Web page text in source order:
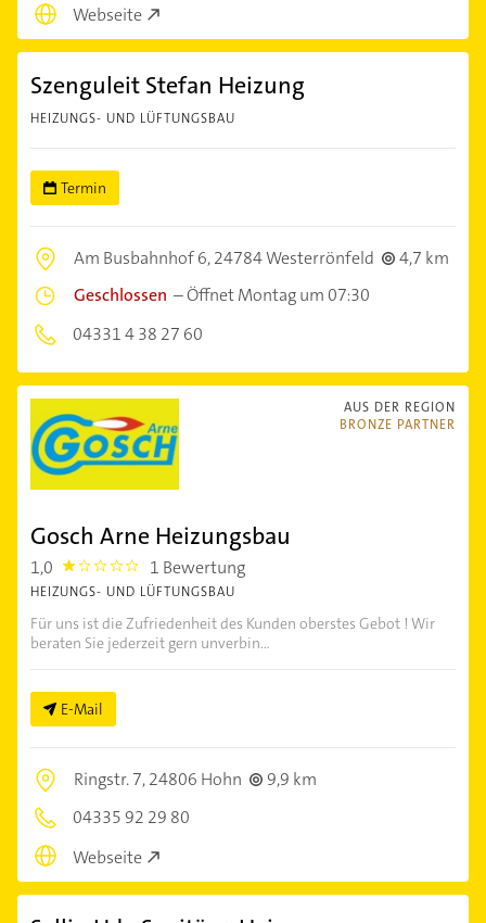
Webseite
Szenguleit Stefan Heizung
HEIZUNGS- UND LÜFTUNGSBAU
Termin
Am Busbahnhof 6,24784 Westerrönfeld
4,7 km
Geschlossen –Öffnet Montag um 07:30
04331 4 38 27 60
AUS DER REGION
BRONZE PARTNER
Gosch Arne Heizungsbau
1,0 1.0 1 Bewertung
HEIZUNGS- UND LÜFTUNGSBAU
Für uns ist die Zufriedenheit des Kunden oberstes Gebot ! Wir
beraten Sie jederzeit gern unverbin...
E-Mail
Ringstr. 7,24806 Hohn
9,9 km
04335 92 29 80
Webseite